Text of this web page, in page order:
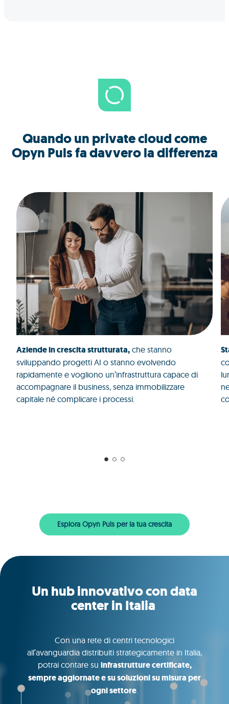
Quando un private cloud come
Opyn Puls fa davvero la differenza
Aziende in crescita strutturata, che stanno
sviluppando progetti AI o stanno evolvendo
rapidamente e vogliono un’infrastruttura capace di
accompagnare il business, senza immobilizzare
capitale né complicare i processi.
Esplora Opyn Puls per la tua crescita
Un hub innovativo con data
center in Italia
Con una rete di centri tecnologici
all’avanguardia distribuiti strategicamente in Italia,
potrai contare su infrastrutture certificate,
sempre aggiornate e su soluzioni su misura per
ogni settore